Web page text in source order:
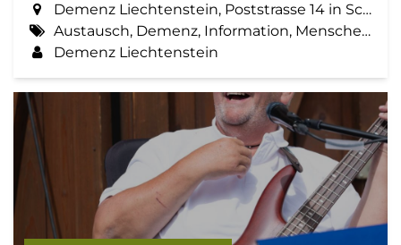
Demenz Liechtenstein, Poststrasse 14 in Schaan
Austausch, Demenz, Information, Menschen mit Demenz, Zemma tua - Senioren gemeinsam aktiv
Demenz Liechtenstein